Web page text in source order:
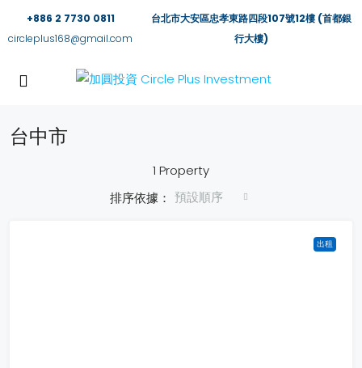
+886 2 7730 0811
circleplus168@gmail.com
台北市大安區忠孝東路四段107號12樓 (首都銀
行大樓)
台中市
1 Property
排序依據： 預設順序
出租